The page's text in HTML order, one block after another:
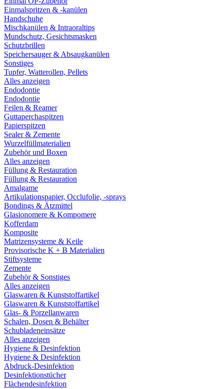
Einmalspritzen & -kanülen
Handschuhe
Mischkanülen & Intraoraltips
Mundschutz, Gesichtsmasken
Schutzbrillen
Speichersauger & Absaugkanülen
Sonstiges
Tupfer, Watterollen, Pellets
Alles anzeigen
Endodontie
Endodontie
Feilen & Reamer
Guttaperchaspitzen
Papierspitzen
Sealer & Zemente
Wurzelfüllmaterialien
Zubehör und Boxen
Alles anzeigen
Füllung & Restauration
Füllung & Restauration
Amalgame
Artikulationspapier, Occlufolie, -sprays
Bondings & Ätzmittel
Glasionomere & Kompomere
Kofferdam
Komposite
Matrizensysteme & Keile
Provisorische K + B Materialien
Stiftsysteme
Zemente
Zubehör & Sonstiges
Alles anzeigen
Glaswaren & Kunststoffartikel
Glaswaren & Kunststoffartikel
Glas- & Porzellanwaren
Schalen, Dosen & Behälter
Schubladeneinsätze
Alles anzeigen
Hygiene & Desinfektion
Hygiene & Desinfektion
Abdruck-Desinfektion
Desinfektionstücher
Flächendesinfektion